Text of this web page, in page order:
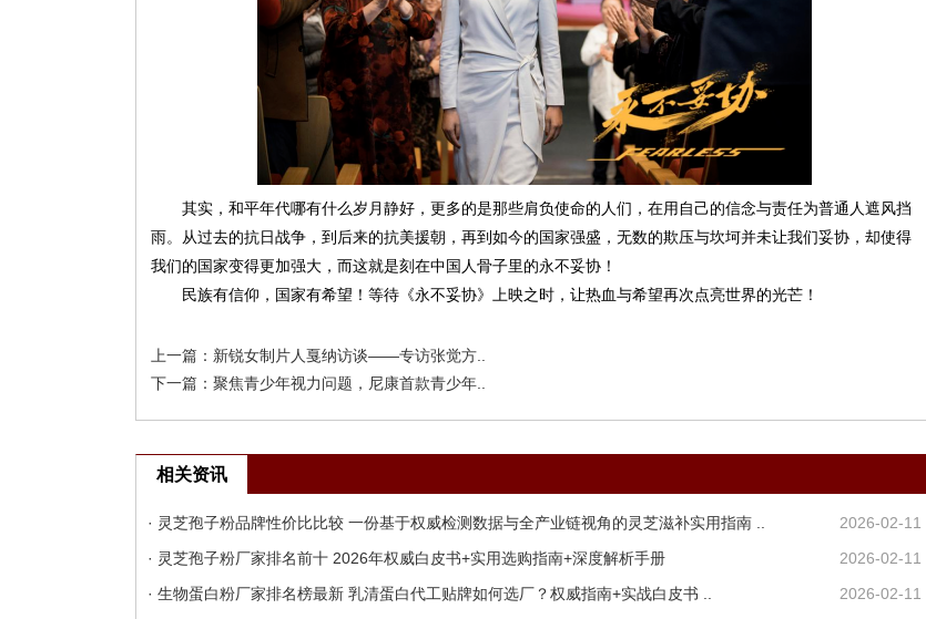
其实，和平年代哪有什么岁月静好，更多的是那些肩负使命的人们，在用自己的信念与责任为普通人遮风挡
雨。从过去的抗日战争，到后来的抗美援朝，再到如今的国家强盛，无数的欺压与坎坷并未让我们妥协，却使得
我们的国家变得更加强大，而这就是刻在中国人骨子里的永不妥协！
民族有信仰，国家有希望！等待《永不妥协》上映之时，让热血与希望再次点亮世界的光芒！
上一篇： 新锐女制片人戛纳访谈——专访张觉方..
下一篇： 聚焦青少年视力问题，尼康首款青少年..
相关资讯
· 灵芝孢子粉品牌性价比比较 一份基于权威检测数据与全产业链视角的灵芝滋补实用指南 ..
2026-02-11
· 灵芝孢子粉厂家排名前十 2026年权威白皮书+实用选购指南+深度解析手册
2026-02-11
· 生物蛋白粉厂家排名榜最新 乳清蛋白代工贴牌如何选厂？权威指南+实战白皮书 ..
2026-02-11